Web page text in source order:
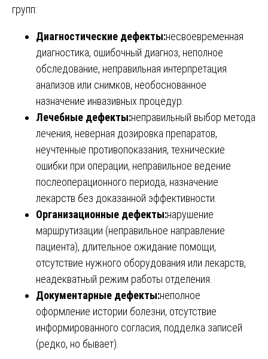
групп:
Диагностические дефекты:несвоевременная
диагностика, ошибочный диагноз, неполное
обследование, неправильная интерпретация
анализов или снимков, необоснованное
назначение инвазивных процедур.
Лечебные дефекты:неправильный выбор метода
лечения, неверная дозировка препаратов,
неучтенные противопоказания, технические
ошибки при операции, неправильное ведение
послеоперационного периода, назначение
лекарств без доказанной эффективности.
Организационные дефекты:нарушение
маршрутизации (неправильное направление
пациента), длительное ожидание помощи,
отсутствие нужного оборудования или лекарств,
неадекватный режим работы отделения.
Документарные дефекты:неполное
оформление истории болезни, отсутствие
информированного согласия, подделка записей
(редко, но бывает).